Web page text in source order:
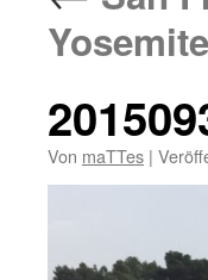
Von maTTes |